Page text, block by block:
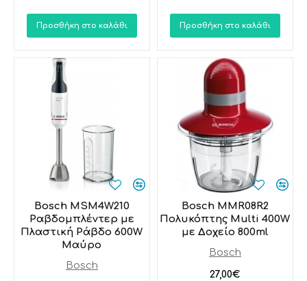
Προσθήκη στο καλάθι Προσθήκη στο καλάθι
Bosch
Bosch MSM4W210
Ραβδομπλέντερ με
Πλαστική Ράβδο 600W
Μαύρο
Bosch
Bosch MMR08R2
Πολυκόπτης Multi 400W
με Δοχείο 800ml
27,00€